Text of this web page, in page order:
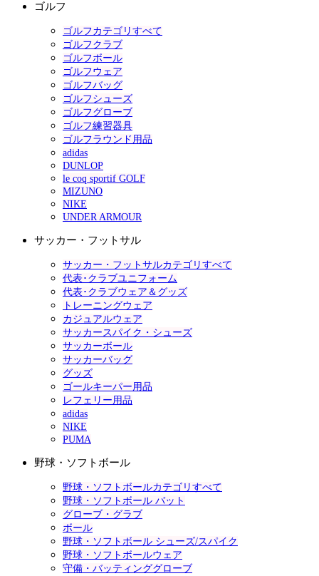
ゴルフ
ゴルフカテゴリすべて
ゴルフクラブ
ゴルフボール
ゴルフウェア
ゴルフバッグ
ゴルフシューズ
ゴルフグローブ
ゴルフ練習器具
ゴルフラウンド用品
adidas
DUNLOP
le coq sportif GOLF
MIZUNO
NIKE
UNDER ARMOUR
サッカー・フットサル
サッカー・フットサルカテゴリすべて
代表･クラブユニフォーム
代表･クラブウェア＆グッズ
トレーニングウェア
カジュアルウェア
サッカースパイク・シューズ
サッカーボール
サッカーバッグ
グッズ
ゴールキーパー用品
レフェリー用品
adidas
NIKE
PUMA
野球・ソフトボール
野球・ソフトボールカテゴリすべて
野球・ソフトボール バット
グローブ・グラブ
ボール
野球・ソフトボール シューズ/スパイク
野球・ソフトボールウェア
守備・バッティンググローブ